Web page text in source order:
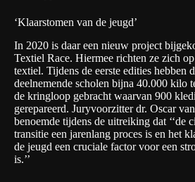
‘Klaarstomen van de jeugd’
In 2020 is daar een nieuw project
Textiel Race. Hiermee richten ze zich
textiel. Tijdens de eerste edities hebben
deelnemende scholen bijna 40.000 kilo
de kringloop gebracht waarvan 900
gerepareerd. Juryvoorzitter dr. Oscar
benoemde tijdens de uitreiking dat ‘‘de
transitie een jarenlang proces is en het
de jeugd een cruciale factor voor een
is.’’